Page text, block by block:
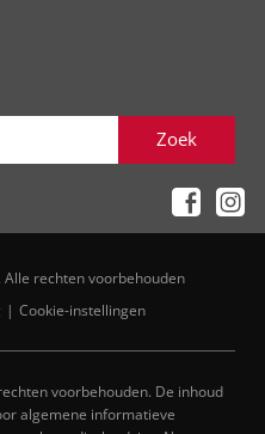
Zoek
rechten voorbehouden
Cookie-instellingen
voorbehouden. De inhoud
algemene informatieve